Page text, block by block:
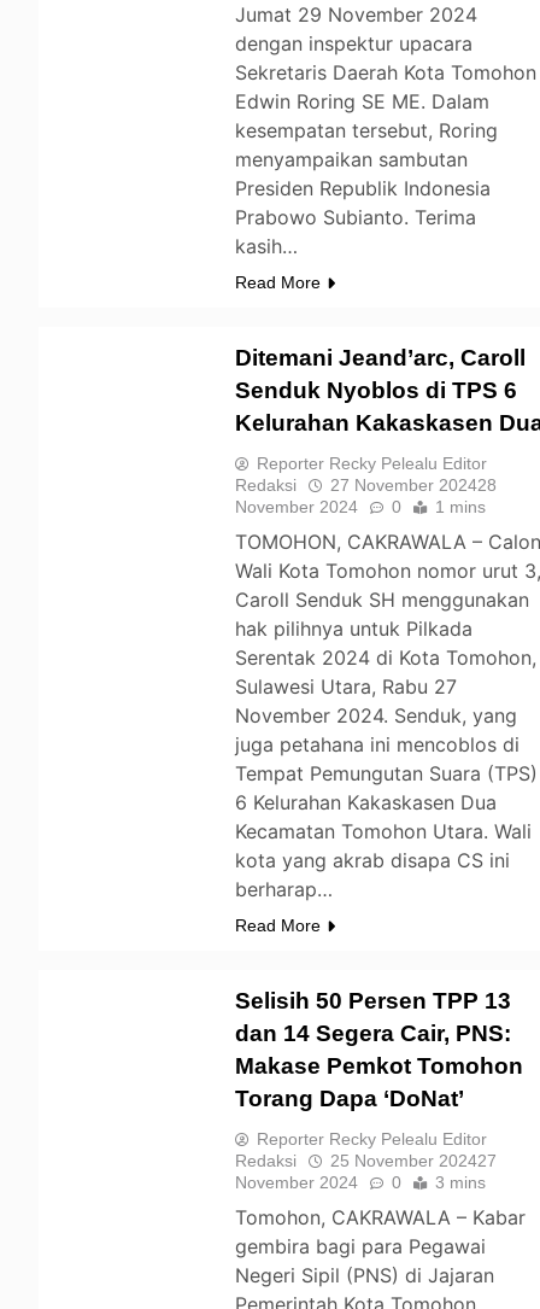
Jumat 29 November 2024
dengan inspektur upacara
Sekretaris Daerah Kota Tomohon
Edwin Roring SE ME. Dalam
kesempatan tersebut, Roring
menyampaikan sambutan
Presiden Republik Indonesia
Prabowo Subianto. Terima
kasih…
Read More
Ditemani Jeand’arc, Caroll
Senduk Nyoblos di TPS 6
Kelurahan Kakaskasen
Reporter Recky Pelealu Editor
Redaksi
27 November 202428
November 2024
0 1 mins
TOMOHON, CAKRAWALA –
Wali Kota Tomohon nomor urut
Caroll Senduk SH menggunakan
hak pilihnya untuk Pilkada
Serentak 2024 di Kota Tomohon,
Sulawesi Utara, Rabu 27
November 2024. Senduk, yang
juga petahana ini mencoblos di
Tempat Pemungutan Suara (TPS)
6 Kelurahan Kakaskasen Dua
Kecamatan Tomohon Utara. Wali
kota yang akrab disapa CS ini
berharap…
Read More
Selisih 50 Persen TPP 13
dan 14 Segera Cair, PNS:
Makase Pemkot Tomohon
Torang Dapa ‘DoNat’
Reporter Recky Pelealu Editor
Redaksi
25 November 202427
November 2024
0 3 mins
Tomohon, CAKRAWALA – Kabar
gembira bagi para Pegawai
Negeri Sipil (PNS) di Jajaran